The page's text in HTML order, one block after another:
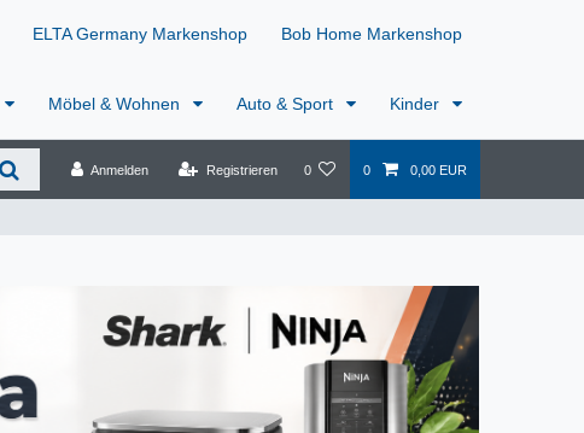
ELTA Germany Markenshop Bob Home Markenshop
Möbel & Wohnen Auto & Sport Kinder
Anmelden Registrieren 0 0 0,00 EUR